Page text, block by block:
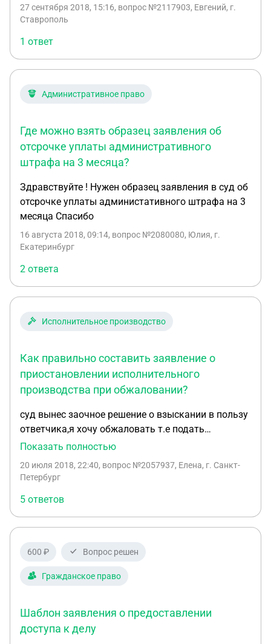
образец жалобы? Что должна содержать жалоба?
27 сентября 2018, 15:16, вопрос №2117903, Евгений, г.
Ставрополь
1 ответ
Административное право
Где можно взять образец заявления об
отсрочке уплаты административного
штрафа на 3 месяца?
Здравствуйте ! Нужен образец заявления в суд об
отсрочке уплаты администативного штрафа на 3
месяца Спасибо
16 августа 2018, 09:14, вопрос №2080080, Юлия, г.
Екатеринбург
2 ответа
Исполнительное производство
Как правильно составить заявление о
приостановлении исполнительного
производства при обжаловании?
суд вынес заочное решение о взыскании в пользу
ответчика,я хочу обжаловать т.е подать
апелляционную жалобу,но уже получила
как правильно мне надо написать заявления о
о взыскании в пользу ответчика и взыскании
госпошлины и на какие законы ссылаться
Показать полностью
20 июля 2018, 22:40, вопрос №2057937, Елена, г. Санкт-
Петербург
5 ответов
600 ₽ Вопрос решен
Гражданское право
Шаблон заявления о предоставлении
доступа к делу